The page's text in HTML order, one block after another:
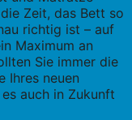
Zeit, das Bett so
richtig ist – auf
Maximum an
Sie immer die
Ihres neuen
auch in Zukunft